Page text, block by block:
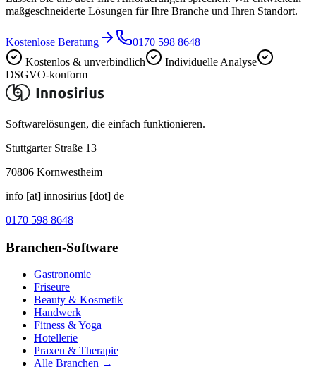
maßgeschneiderte Lösungen für Ihre Branche und Ihren Standort.
Kostenlose Beratung
0170 598 8648
Kostenlos & unverbindlich
Individuelle Analyse
DSGVO-konform
Softwarelösungen, die einfach funktionieren.
Stuttgarter Straße 13
70806 Kornwestheim
info [at] innosirius [dot] de
0170 598 8648
Branchen-Software
Gastronomie
Friseure
Beauty & Kosmetik
Handwerk
Fitness & Yoga
Hotellerie
Praxen & Therapie
Alle Branchen →